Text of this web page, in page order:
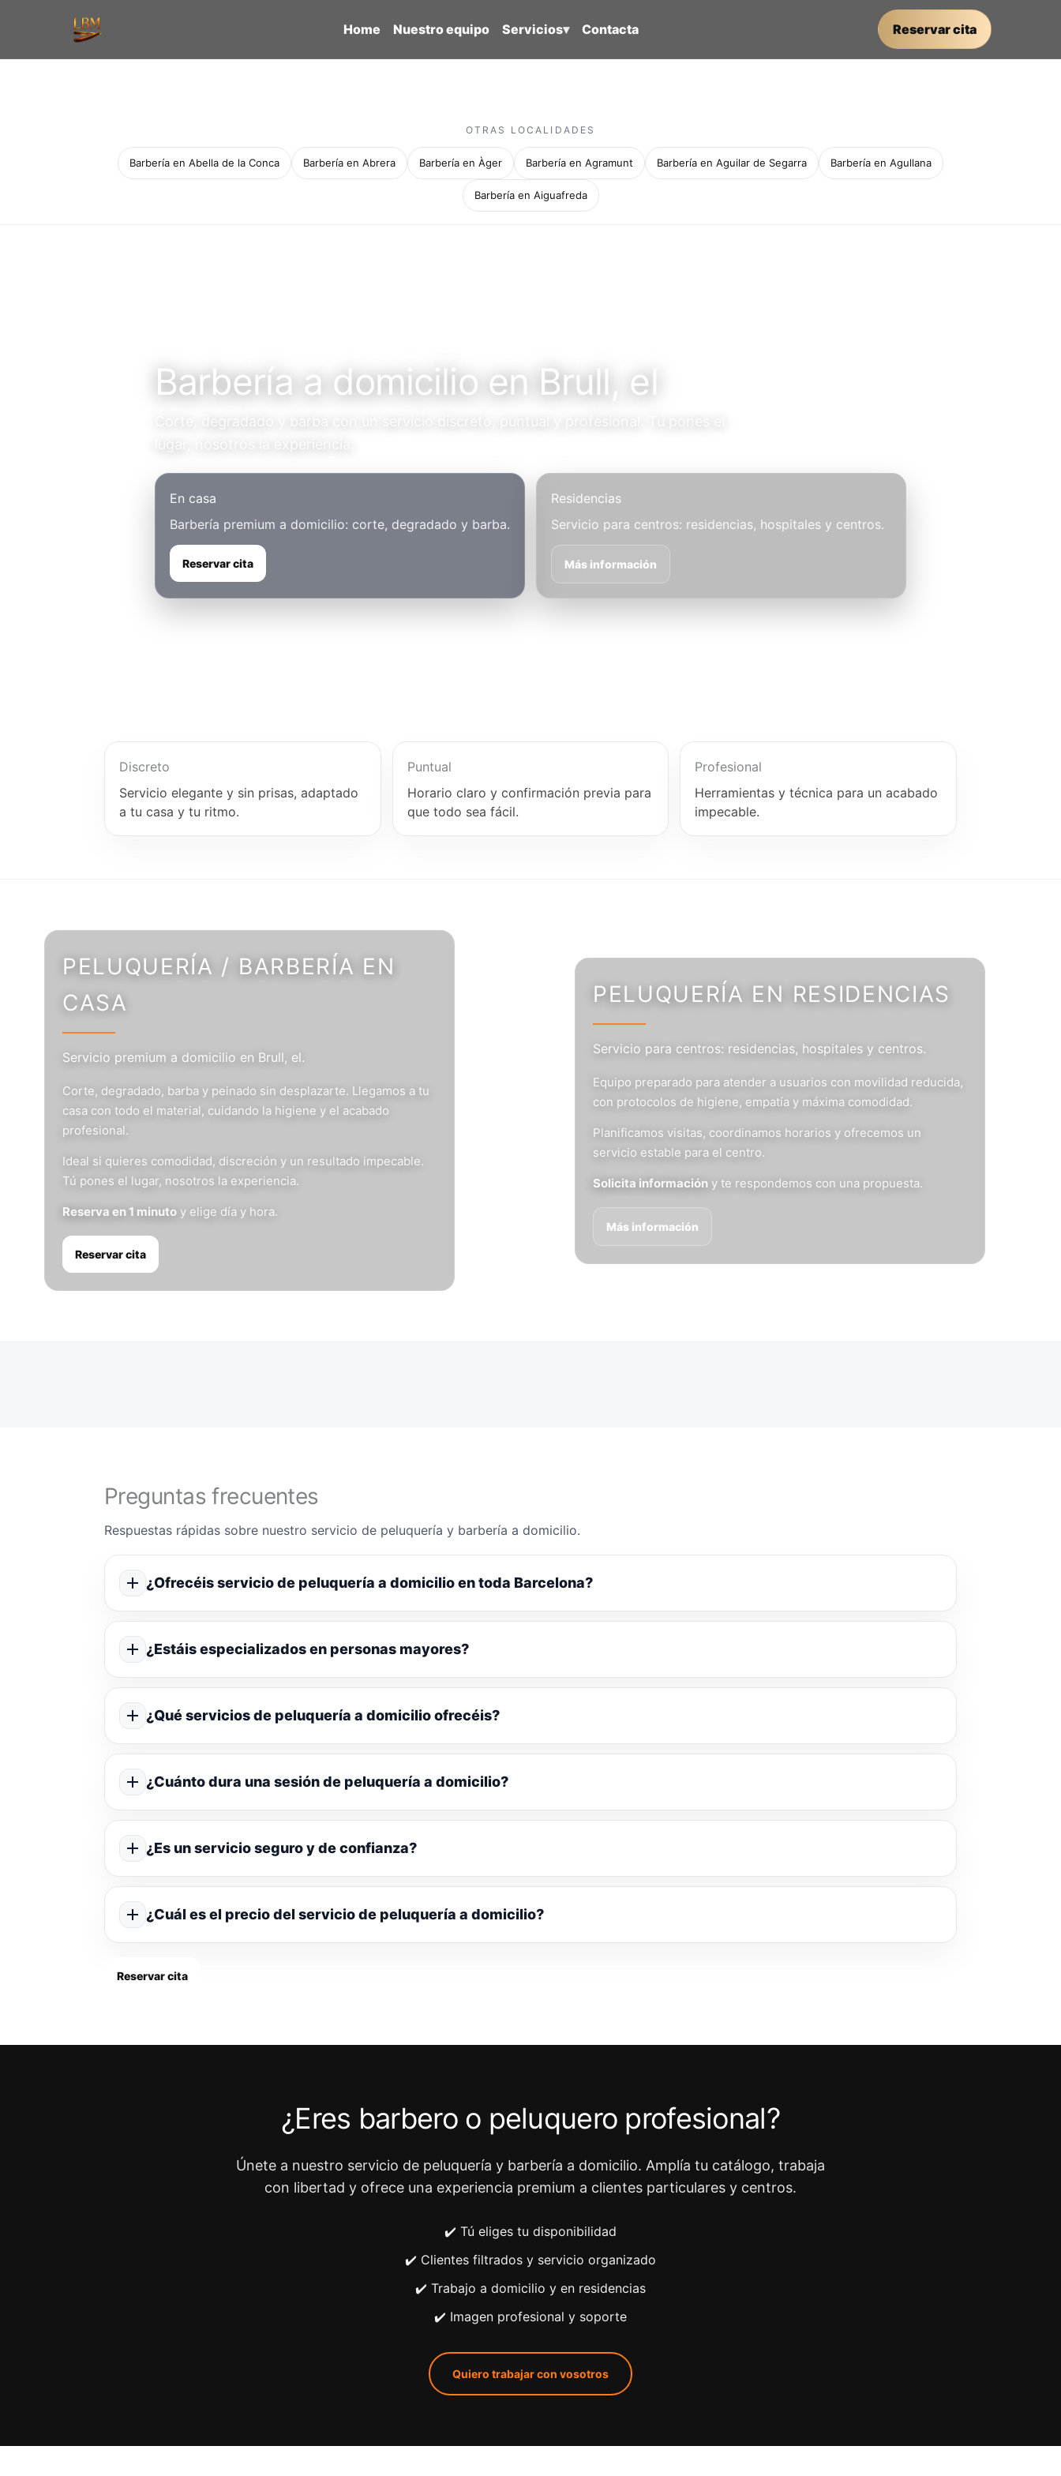
Home Nuestro equipo Servicios▾ Contacta Reservar cita
OTRAS LOCALIDADES
Barbería en Abella de la Conca Barbería en Abrera Barbería en Àger Barbería en Agramunt Barbería en Aguilar de Segarra Barbería en Agullana
Barbería en Aiguafreda
Barbería a domicilio en Brull, el
Corte, degradado y barba con un servicio discreto, puntual y profesional. Tú pones el
En casa
Barbería premium a domicilio: corte, degradado y barba.
Reservar cita
Residencias
Servicio para centros: residencias, hospitales y centros.
Más información
Discreto
Servicio elegante y sin prisas, adaptado
a tu casa y tu ritmo.
Puntual
Horario claro y confirmación previa para
que todo sea fácil.
Profesional
Herramientas y técnica para un acabado
impecable.
PELUQUERÍA / BARBERÍA EN
CASA
Servicio premium a domicilio en Brull, el.
Corte, degradado, barba y peinado sin desplazarte. Llegamos a tu
casa con todo el material, cuidando la higiene y el acabado
profesional.
Ideal si quieres comodidad, discreción y un resultado impecable.
Tú pones el lugar, nosotros la experiencia.
Reserva en 1 minuto y elige día y hora.
Reservar cita
PELUQUERÍA EN RESIDENCIAS
Servicio para centros: residencias, hospitales y centros.
Equipo preparado para atender a usuarios con movilidad reducida,
con protocolos de higiene, empatía y máxima comodidad.
Planificamos visitas, coordinamos horarios y ofrecemos un
servicio estable para el centro.
Solicita información y te respondemos con una propuesta.
Más información
Preguntas frecuentes
Respuestas rápidas sobre nuestro servicio de peluquería y barbería a domicilio.
¿Ofrecéis servicio de peluquería a domicilio en toda Barcelona?
¿Estáis especializados en personas mayores?
¿Qué servicios de peluquería a domicilio ofrecéis?
¿Cuánto dura una sesión de peluquería a domicilio?
¿Es un servicio seguro y de confianza?
¿Cuál es el precio del servicio de peluquería a domicilio?
Reservar cita
¿Eres barbero o peluquero profesional?
Únete a nuestro servicio de peluquería y barbería a domicilio. Amplía tu catálogo, trabaja
con libertad y ofrece una experiencia premium a clientes particulares y centros.
✔️ Tú eliges tu disponibilidad
✔️ Clientes filtrados y servicio organizado
✔️ Trabajo a domicilio y en residencias
✔️ Imagen profesional y soporte
Quiero trabajar con vosotros